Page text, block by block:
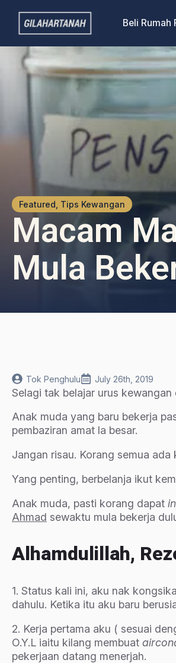
Beli Rumah
Featured, Tips Kewangan
Macam
Mula
Tok Penghulu July 26th, 2019
Selagi tak belajar urus
Anak muda yang baru bekerja
pembaziran amat la besar.
Jangan risau. Korang semua
Yang penting, berbelanja ikut
Anak muda, pasti korang dapat
Ahmad sewaktu mula bekerja
Alhamdulillah,
1. Status kali ini, aku nak
dahulu. Ketika itu aku baru
2. Kerja pertama aku ( sesuai
O.Y.L iaitu kilang membuat
pekerjaan datang menerjah.